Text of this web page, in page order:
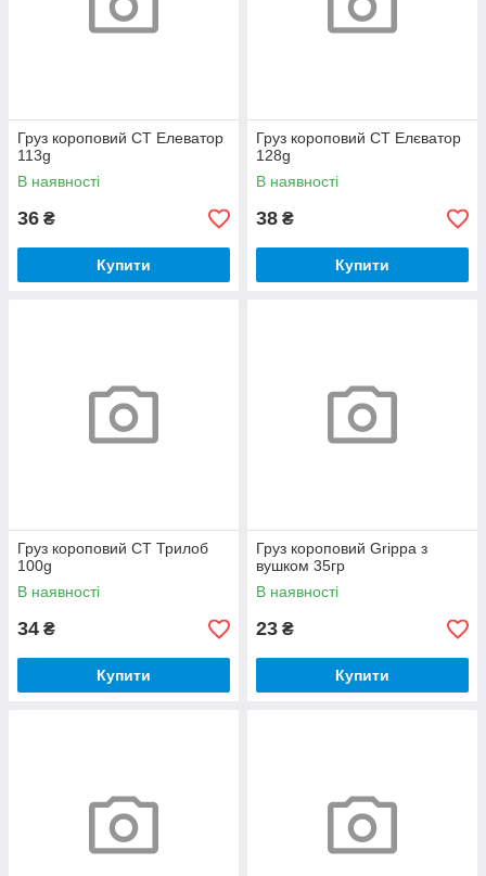
Груз короповий CT Елеватор
113g
В наявності
36 ₴
Купити
Груз короповий CT Елєватор
128g
В наявності
38 ₴
Купити
Груз короповий CT Трилоб
100g
В наявності
34 ₴
Купити
Груз короповий Grippa з
вушком 35гр
В наявності
23 ₴
Купити